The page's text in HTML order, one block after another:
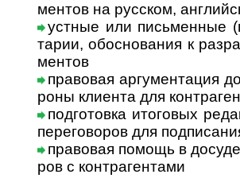
мен­тов на рус­ском,
устные или письменные
та­рии, обо­сно­ва­ния к
ментов
правовая аргументация
роны кли­ента для
подготовка итоговых
пере­го­во­ров для
правовая помощь в
ров с контр­агентами